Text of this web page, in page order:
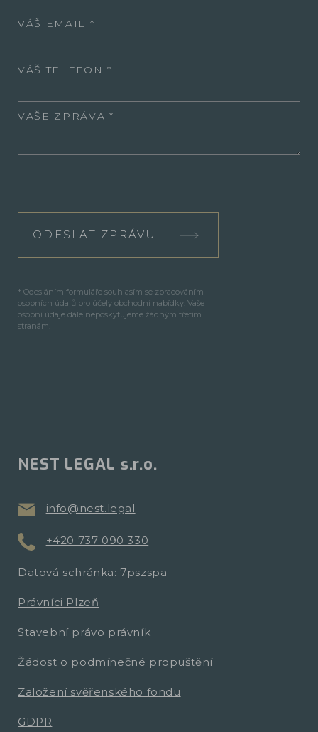
VÁŠ EMAIL
VÁŠ TELEFON
VAŠE ZPRÁVA
ODESLAT ZPRÁVU
* Odesláním formuláře souhlasím se zpracováním
osobních údajů pro účely obchodní nabídky. Vaše
osobní údaje dále neposkytujeme žádným třetím
stranám.
NEST LEGAL s.r.o.
info@nest.legal
+420 737 090 330
Datová schránka: 7pszspa
Právníci Plzeň
Stavební právo právník
Žádost o podmínečné propuštění
Založení svěřenského fondu
GDPR